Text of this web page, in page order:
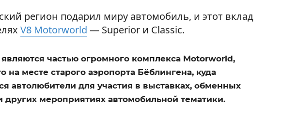
регион подарил миру автомобиль, и этот вклад
V8 Motorworld — Superior и Classic.
частью огромного комплекса Motorworld,
на месте старого аэропорта Бёблингена, куда
автолюбители для участия в выставках, обменных
других мероприятиях автомобильной тематики.